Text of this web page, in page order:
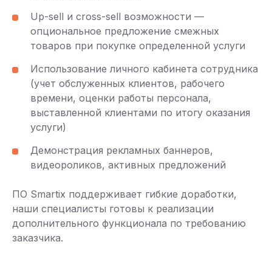
Up-sell и cross-sell возможности —
опциональное предложение смежных
товаров при покупке определенной услуги
Использование личного кабинета сотрудника
(учет обслуженных клиентов, рабочего
времени, оценки работы персонала,
выставленной клиентами по итогу оказания
услуги)
Демонстрация рекламных баннеров,
видеороликов, активных предложений
ПО Smartix поддерживает гибкие доработки,
наши специалисты готовы к реализации
дополнительного функционала по требованию
заказчика.